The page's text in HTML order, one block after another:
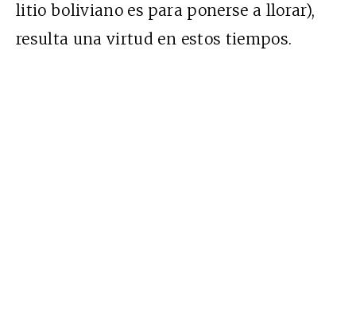
litio boliviano es para ponerse a llorar),
resulta una virtud en estos tiempos.